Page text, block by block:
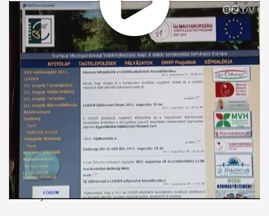
A 60-as években épült a táplánszentkereszti Művelődési Ház,
azóta nem volt komolyabb átalakítás, az épület felújításra,
bővítésre szorul. Sok egyesület és klub tartja itt
összejöveteleit, egyre több a rendezvény is, a termet kinőtte
a falu.
A Táplánszentkereszt Kultúrájáért Közhasznú Egyesület
először pályázik a Leader programban, 15-20 millió forint
kellene a kultúrház átalakítására. Akadálymentesítenének,
felújítanák a vizesblokkokat, kicserélnék a tetőt és egy új
próbatermet toldanának az épülethez. Egy másik pályázat
révén több naposra bővítenék a medvehagyma virágzás
ünnepét, hogy így is növeljék a település turisztikai
vonzerejét.